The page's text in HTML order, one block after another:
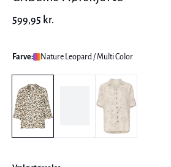
599,95 kr.
Farve: Nature Leopard / Multi Color